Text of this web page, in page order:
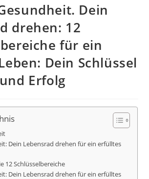
Dein
drehen: 12
für ein
Dein Schlüssel
Erfolg
Dein Lebensrad drehen für ein erfülltes
12 Schlüsselbereiche
Dein Lebensrad drehen für ein erfülltes